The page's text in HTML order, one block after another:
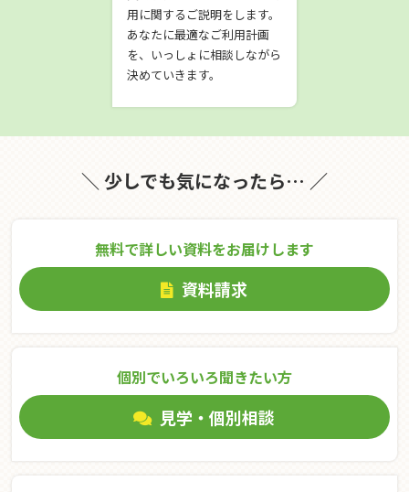
用に関するご説明をします。
あなたに最適なご利用計画
を、いっしょに相談しながら
決めていきます。
＼ 少しでも気になったら… ／
無料で詳しい資料をお届けします
資料請求
個別でいろいろ聞きたい⽅
見学・個別相談